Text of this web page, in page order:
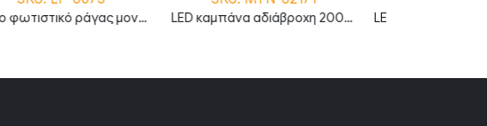
LED καμπάνα αδιάβροχη 200W ψυχρό λευκό 6000K 120° MTN-82171 LED φωτιστικό κήπου Smart 6W RGB+CCT IP66 MTN-3003